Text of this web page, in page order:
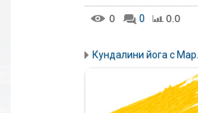
0 0 0.0
Кундалини йога с Мар...